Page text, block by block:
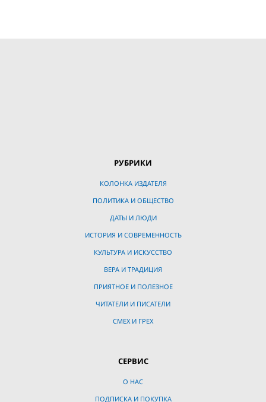
РУБРИКИ
КОЛОНКА ИЗДАТЕЛЯ
ПОЛИТИКА И ОБЩЕСТВО
ДАТЫ И ЛЮДИ
ИСТОРИЯ И СОВРЕМЕННОСТЬ
КУЛЬТУРА И ИСКУССТВО
ВЕРА И ТРАДИЦИЯ
ПРИЯТНОЕ И ПОЛЕЗНОЕ
ЧИТАТЕЛИ И ПИСАТЕЛИ
СМЕХ И ГРЕХ
СЕРВИС
О НАС
ПОДПИСКА И ПОКУПКА